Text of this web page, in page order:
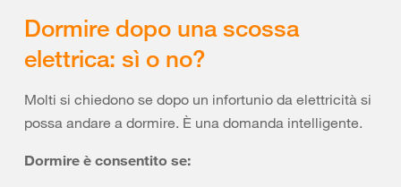
Dormire dopo una scossa
elettrica: sì o no?
Molti si chiedono se dopo un infortunio da elettricità si
possa andare a dormire. È una domanda intelligente.
Dormire è consentito se: